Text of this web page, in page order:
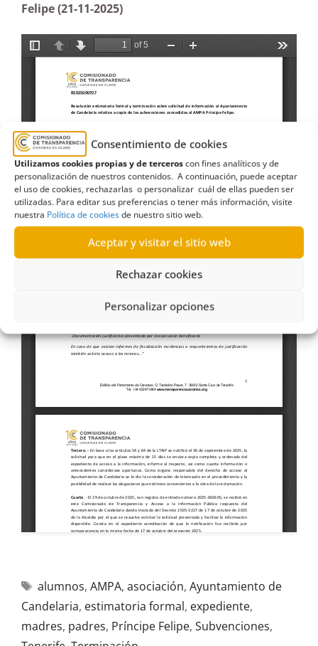
Consentimiento de cookies
Utilizamos cookies propias y de terceroscon fines analíticos y de
personalización de nuestros contenidos. A continuación, puede aceptar
el uso de cookies, rechazarlas o personalizar cuál de ellas pueden ser
utilizadas. Para editar sus preferencias o tener más información, visite
nuestra Política de cookiesde nuestro sitio web.
Aceptar y visitar el sitio web
Rechazar cookies
Personalizar opciones
Felipe (21-11-2025)
alumnos, AMPA, asociación, Ayuntamiento de
Candelaria, estimatoria formal, expediente,
madres, padres, Príncipe Felipe, Subvenciones,